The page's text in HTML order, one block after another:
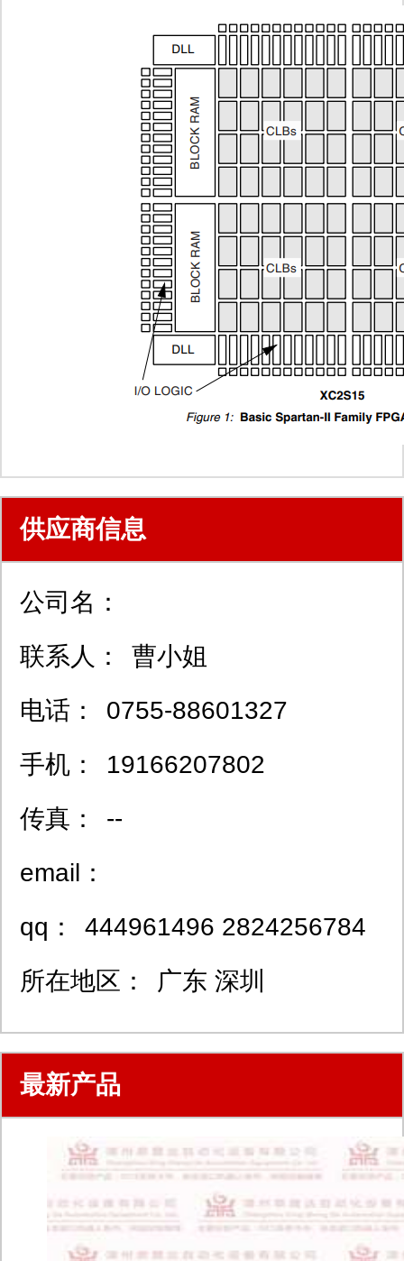
供应商信息
公司名：
联系人：
曹小姐
电话：
0755-88601327
手机：
19166207802
传真：
--
email：
qq：
444961496 2824256784
所在地区：
广东 深圳
最新产品